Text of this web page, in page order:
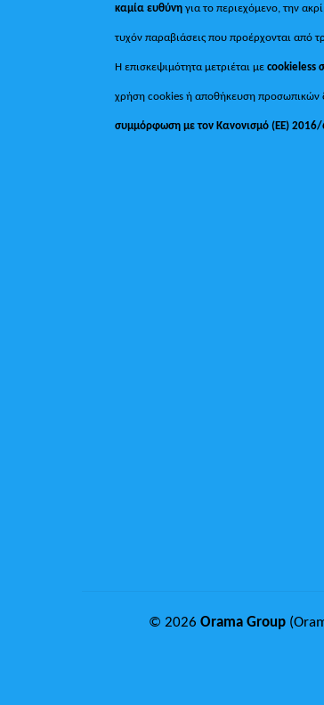
καμία ευθύνη για το περιεχόμενο, την
τυχόν παραβιάσεις που προέρχονται από
Η επισκεψιμότητα μετριέται μεcookieless
χρήση cookies ή αποθήκευση
συμμόρφωση με τον Κανονισμό (ΕΕ) 2016/
© 2026 Orama Group